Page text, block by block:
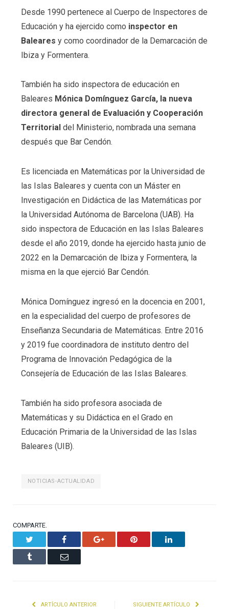
Desde 1990 pertenece al Cuerpo de Inspectores de
Educación y ha ejercido como inspector en
Baleares y como coordinador de la Demarcación de
Ibiza y Formentera.
También ha sido inspectora de educación en
Baleares Mónica Domínguez García, la nueva
directora general de Evaluación y Cooperación
Territorial del Ministerio, nombrada una semana
después que Bar Cendón.
Es licenciada en Matemáticas por la Universidad de
las Islas Baleares y cuenta con un Máster en
Investigación en Didáctica de las Matemáticas por
la Universidad Autónoma de Barcelona (UAB). Ha
sido inspectora de Educación en las Islas Baleares
desde el año 2019, donde ha ejercido hasta junio de
2022 en la Demarcación de Ibiza y Formentera, la
misma en la que ejerció Bar Cendón.
Mónica Domínguez ingresó en la docencia en 2001,
en la especialidad del cuerpo de profesores de
Enseñanza Secundaria de Matemáticas. Entre 2016
y 2019 fue coordinadora de instituto dentro del
Programa de Innovación Pedagógica de la
Consejería de Educación de las Islas Baleares.
También ha sido profesora asociada de
Matemáticas y su Didáctica en el Grado en
Educación Primaria de la Universidad de las Islas
Baleares (UIB).
NOTICIAS-ACTUALIDAD
COMPARTE.
Facebook Google+ Pinterest LinkedIn
Tumblr Email
ARTÍCULO ANTERIOR SIGUIENTE ARTÍCULO